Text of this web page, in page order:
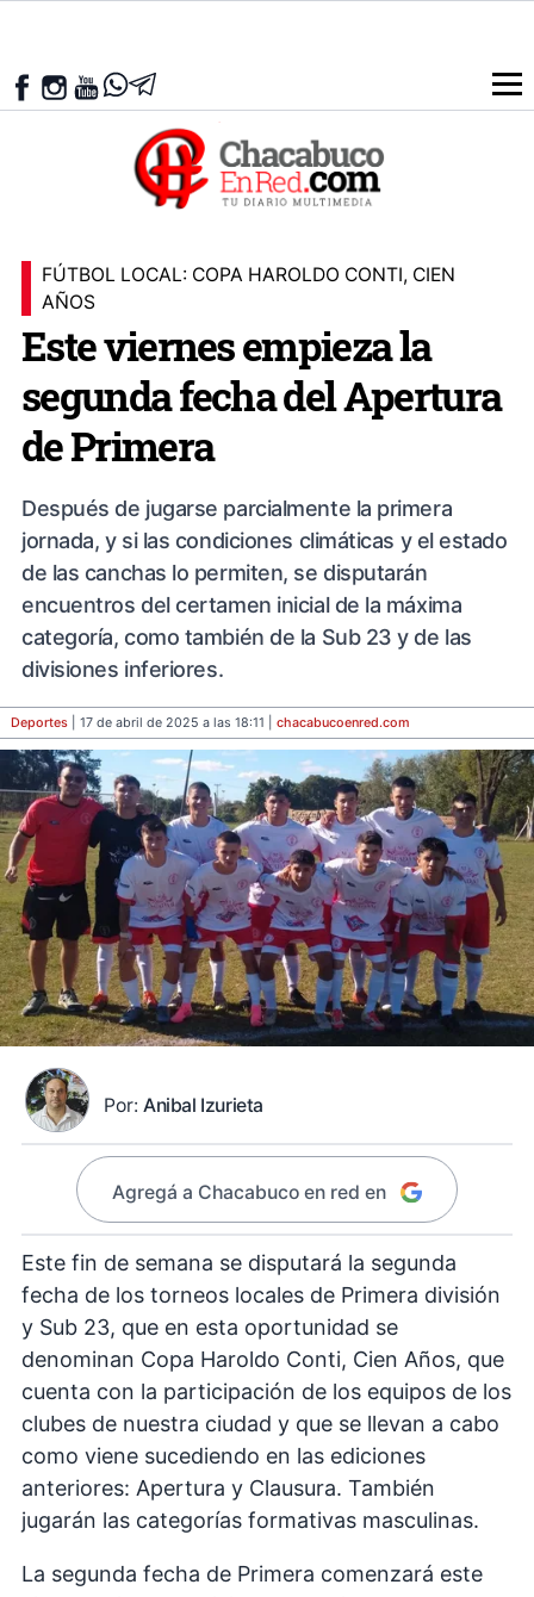
FÚTBOL LOCAL: COPA HAROLDO CONTI, CIEN
AÑOS
Este viernes empieza la
segunda fecha del Apertura
de Primera
Después de jugarse parcialmente la primera
jornada, y si las condiciones climáticas y el estado
de las canchas lo permiten, se disputarán
encuentros del certamen inicial de la máxima
categoría, como también de la Sub 23 y de las
divisiones inferiores.
Deportes | 17 de abril de 2025 a las 18:11 | chacabucoenred.com
Por: Anibal Izurieta
Agregá a Chacabuco en red en
Este fin de semana se disputará la segunda
fecha de los torneos locales de Primera división
y Sub 23, que en esta oportunidad se
denominan Copa Haroldo Conti, Cien Años, que
cuenta con la participación de los equipos de los
clubes de nuestra ciudad y que se llevan a cabo
como viene sucediendo en las ediciones
anteriores: Apertura y Clausura. También
jugarán las categorías formativas masculinas.
La segunda fecha de Primera comenzará este